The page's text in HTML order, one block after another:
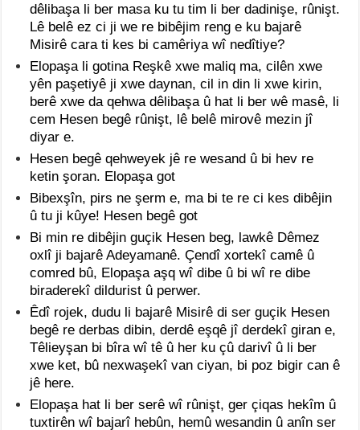
dêlibaşa li ber masa ku tu tim li ber dadinişe, rûnişt.
Lê belê ez ci ji we re bibêjim reng e ku bajarê
Misirê cara ti kes bi camêriya wî nedîtiye?
Elopaşa li gotina Reşkê xwe maliq ma, cilên xwe
yên paşetiyê ji xwe daynan, cil in din li xwe kirin,
berê xwe da qehwa dêlibaşa û hat li ber wê masê, li
cem Hesen begê rûnişt, lê belê mirovê mezin jî
diyar e.
Hesen begê qehweyek jê re wesand û bi hev re
ketin şoran. Elopaşa got
Bibexşîn, pirs ne şerm e, ma bi te re ci kes dibêjin
û tu ji kûye! Hesen begê got
Bi min re dibêjin guçik Hesen beg, lawkê Dêmez
oxlî ji bajarê Adeyamanê. Çendî xortekî camê û
comred bû, Elopaşa aşq wî dibe û bi wî re dibe
biraderekî dildurist û perwer.
Êdî rojek, dudu li bajarê Misirê di ser guçik Hesen
begê re derbas dibin, derdê eşqê jî derdekî giran e,
Têlieyşan bi bîra wî tê û her ku çû darivî û li ber
xwe ket, bû nexwaşekî van ciyan, bi poz bigir can ê
jê here.
Elopaşa hat li ber serê wî rûnişt, ger çiqas hekîm û
tuxtirên wî bajarî hebûn, hemû wesandin û anîn ser